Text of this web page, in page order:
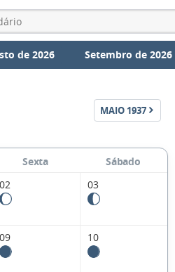
de 2026 Setembro de 2026
MAIO 1937
Sexta
Sábado
02 03
09 10